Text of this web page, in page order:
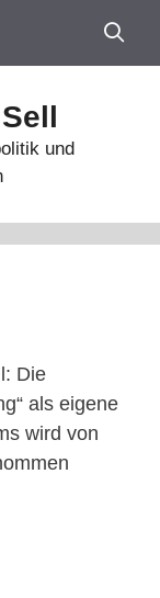
und
Die
als eigene
wird von